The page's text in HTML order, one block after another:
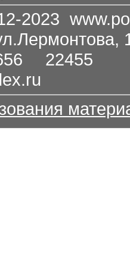
2023